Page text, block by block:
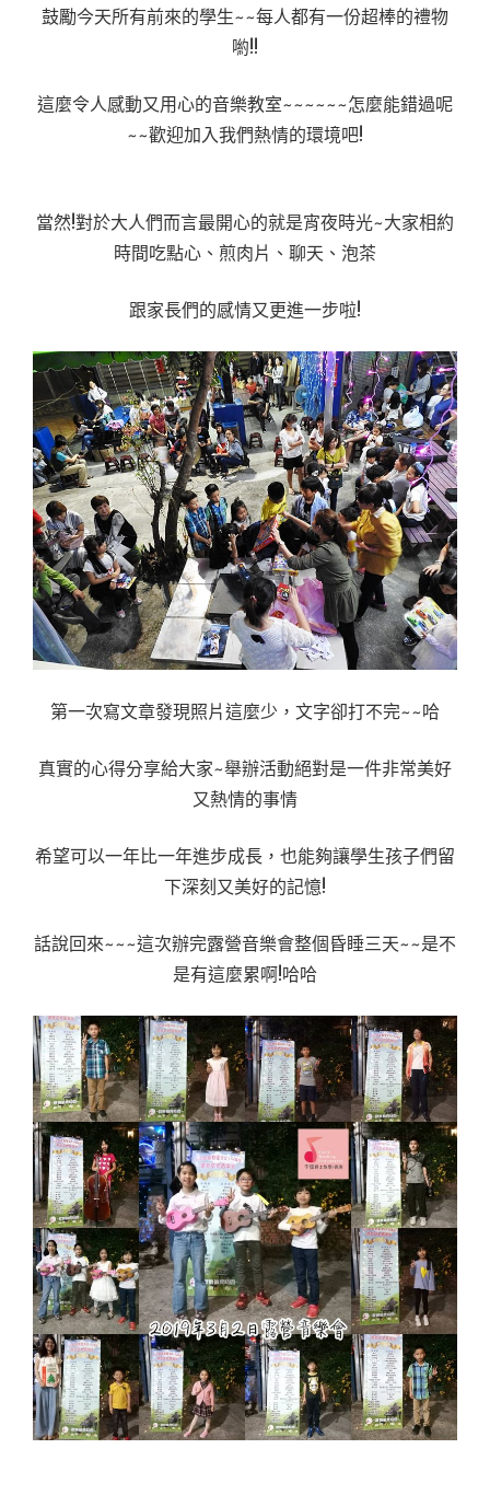
鼓勵今天所有前來的學生~~每人都有一份超棒的禮物
喲!!
這麼令人感動又用心的音樂教室~~~~~~怎麼能錯過呢
~~歡迎加入我們熱情的環境吧!
當然!對於大人們而言最開心的就是宵夜時光~大家相約
時間吃點心、煎肉片、聊天、泡茶
跟家長們的感情又更進一步啦!
第一次寫文章發現照片這麼少，文字卻打不完~~哈
真實的心得分享給大家~舉辦活動絕對是一件非常美好
又熱情的事情
希望可以一年比一年進步成長，也能夠讓學生孩子們留
下深刻又美好的記憶!
話說回來~~~這次辦完露營音樂會整個昏睡三天~~是不
是有這麼累啊!哈哈